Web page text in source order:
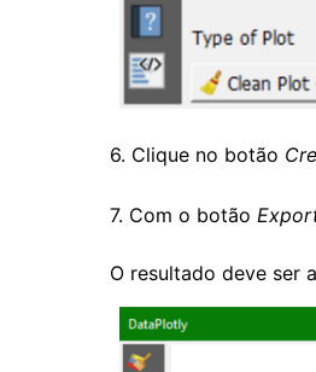
6. Clique no botão
7. Com o botão
O resultado deve ser